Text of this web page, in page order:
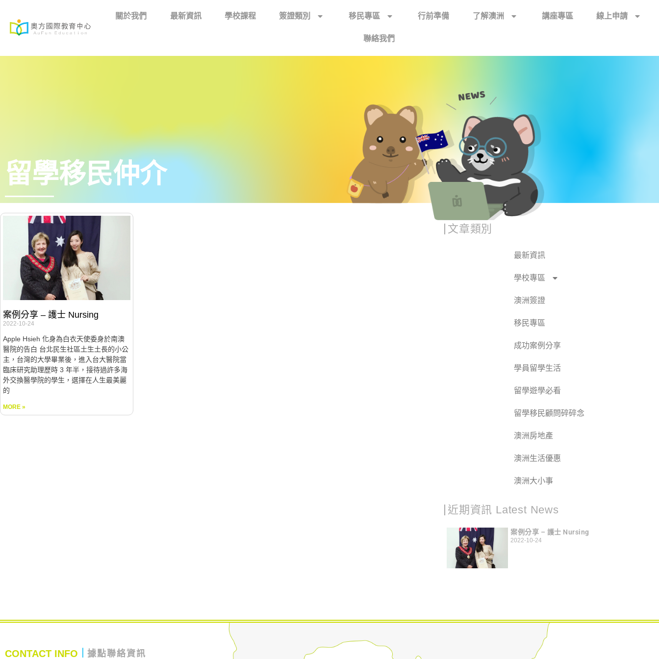
關於我們 最新資訊 學校課程 簽證類別 移民專區 行前準備 了解澳洲 講座專區 線上申請
聯絡我們
留學移民仲介
案例分享 – 護士 Nursing
2022-10-24
Apple Hsieh 化身為白衣天使委身於南澳
醫院的告白 台北民生社區土生土長的小公
主，台灣的大學畢業後，進入台大醫院當
臨床研究助理歷時 3 年半，接待過許多海
外交換醫學院的學生，選擇在人生最美麗
的
MORE »
文章類別
最新資訊
學校專區
澳洲簽證
移民專區
成功案例分享
學員留學生活
留學遊學必看
留學移民顧問碎碎念
澳洲房地產
澳洲生活優惠
澳洲大小事
近期資訊 Latest News
案例分享 – 護士 Nursing
2022-10-24
CONTACT INFO 據點聯絡資訊